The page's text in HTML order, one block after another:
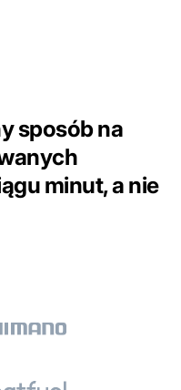
sposób na
minut, a nie